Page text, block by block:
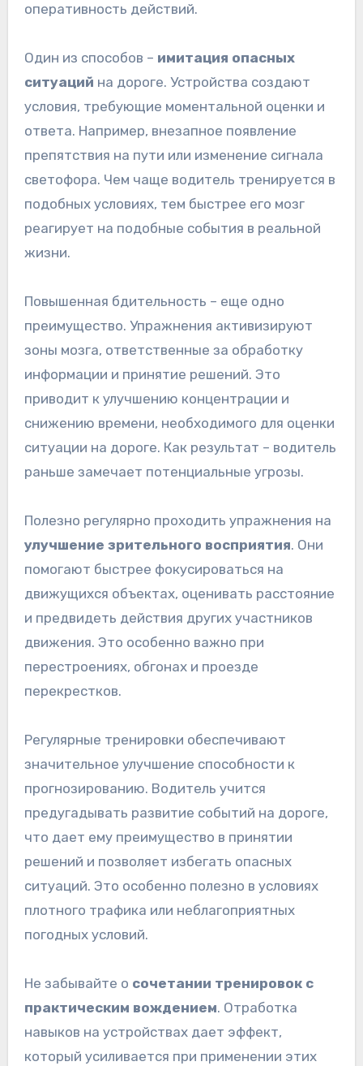
оперативность действий.
Один из способов – имитация опасных
ситуаций на дороге. Устройства создают
условия, требующие моментальной оценки и
ответа. Например, внезапное появление
препятствия на пути или изменение сигнала
светофора. Чем чаще водитель тренируется в
подобных условиях, тем быстрее его мозг
реагирует на подобные события в реальной
жизни.
Повышенная бдительность – еще одно
преимущество. Упражнения активизируют
зоны мозга, ответственные за обработку
информации и принятие решений. Это
приводит к улучшению концентрации и
снижению времени, необходимого для оценки
ситуации на дороге. Как результат – водитель
раньше замечает потенциальные угрозы.
Полезно регулярно проходить упражнения на
улучшение зрительного восприятия. Они
помогают быстрее фокусироваться на
движущихся объектах, оценивать расстояние
и предвидеть действия других участников
движения. Это особенно важно при
перестроениях, обгонах и проезде
перекрестков.
Регулярные тренировки обеспечивают
значительное улучшение способности к
прогнозированию. Водитель учится
предугадывать развитие событий на дороге,
что дает ему преимущество в принятии
решений и позволяет избегать опасных
ситуаций. Это особенно полезно в условиях
плотного трафика или неблагоприятных
погодных условий.
Не забывайте о сочетании тренировок с
практическим вождением. Отработка
навыков на устройствах дает эффект,
который усиливается при применении этих